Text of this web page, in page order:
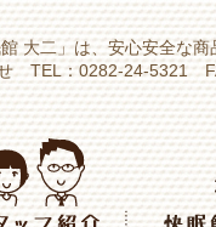
大二」は、安心安全な
TEL：0282-24-5321